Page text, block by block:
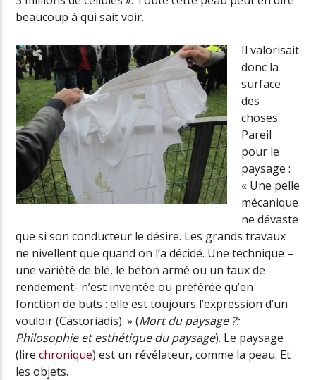
beaucoup à qui sait voir.
Il valorisait
donc la
surface
des
choses.
Pareil
pour le
paysage :
« Une pelle
mécanique
ne dévaste
que si son conducteur le désire. Les grands travaux
ne nivellent que quand on l’a décidé. Une technique –
une variété de blé, le béton armé ou un taux de
rendement- n’est inventée ou préférée qu’en
fonction de buts : elle est toujours l’expression d’un
vouloir (Castoriadis). » (Mort du paysage ?:
Philosophie et esthétique du paysage). Le paysage
(lirechronique) est un révélateur, comme la peau. Et
les objets.